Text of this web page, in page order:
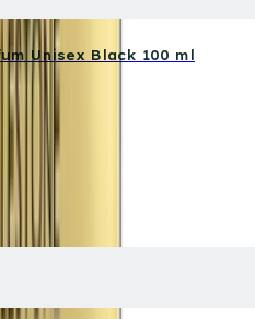
Unisex Black 100 ml